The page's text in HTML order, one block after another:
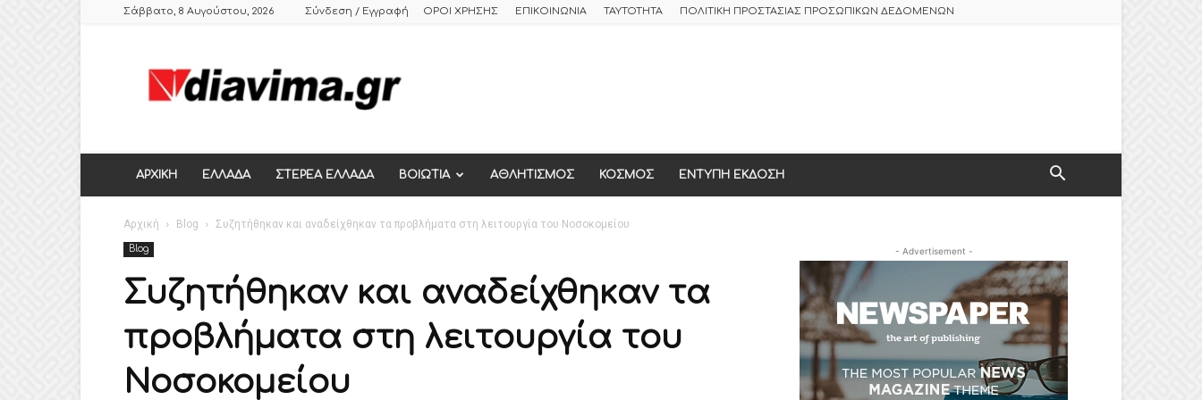
Σάββατο, 8 Αυγούστου, 2026 Σύνδεση / Εγγραφή ΟΡΟΙ ΧΡΗΣΗΣ ΕΠΙΚΟΙΝΩΝΙΑ ΤΑΥΤΟΤΗΤΑ ΠΟΛΙΤΙΚΗ ΠΡΟΣΤΑΣΙΑΣ ΠΡΟΣΩΠΙΚΩΝ ΔΕΔΟΜΕΝΩΝ
ΕΒΔΟΜΑΔΙΑΙΑ
ΠΟΛΙΤΙΚΗ
ΕΛΛΑΔΑΣ,
ΘΗΒΑ
ΑΡΧΙΚΗ ΕΛΛΑΔΑ ΣΤΕΡΕΑ ΕΛΛΑΔΑ ΒΟΙΩΤΙΑ ΑΘΛΗΤΙΣΜΟΣ ΚΟΣΜΟΣ ΕΝΤΥΠΗ ΕΚΔΟΣΗ
Αρχική Blog Συζητήθηκαν και αναδείχθηκαν τα προβλήματα στη λειτουργία του Νοσοκομείου
Blog
Συζητήθηκαν και αναδείχθηκαν τα
προβλήματα στη λειτουργία του
Νοσοκομείου
- Advertisement -